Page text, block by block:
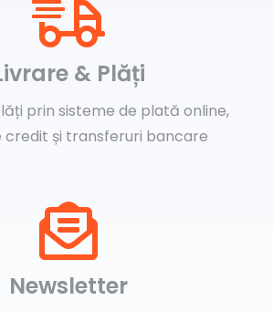
& Plăți
prin sisteme de plată online,
credit și transferuri bancare
Newsletter